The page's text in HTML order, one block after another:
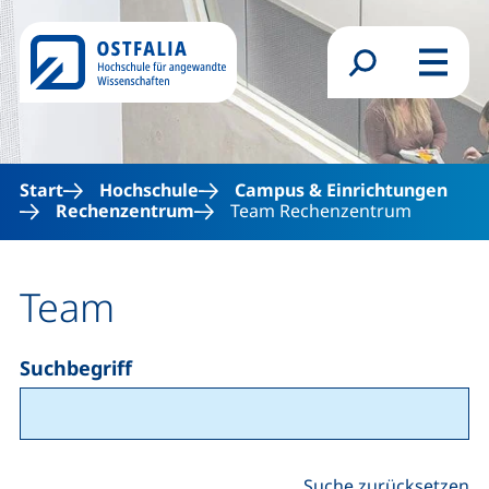
Direkt zum Inhalt
Suchformular
Menü
Start Hochschule
Campus & Einrichtungen
Rechenzentrum
Team Rechenzentrum
Team
Suchbegriff